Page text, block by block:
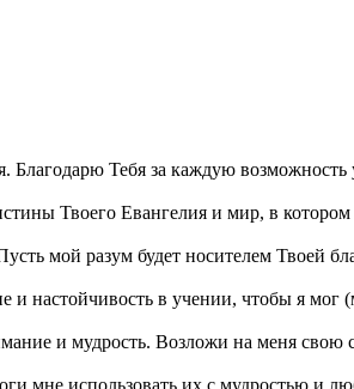
Благодарю Тебя за каждую
Твоего Евангелия и мир, в
мой разум будет носителем Твоей
настойчивость в учении, чтобы я мог
и мудрость. Возложи на меня
мне использовать их с мудростью и